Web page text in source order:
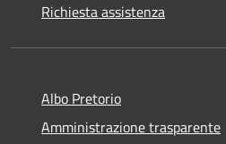
Richiesta assistenza
Albo Pretorio
Amministrazione trasparente